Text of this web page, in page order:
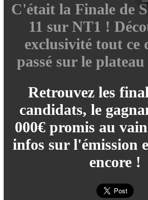
C'était la Finale de
11 sur NT1 !
exclusivité tout ce
passé sur le
Retrouvez les
candidats, le
000€ promis au
infos sur l'émission
encore !